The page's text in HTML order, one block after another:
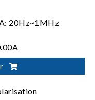
20Hz~1MHz